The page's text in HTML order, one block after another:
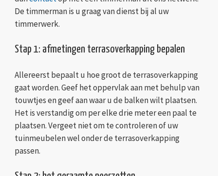
De timmerman is u graag van dienst bij al uw
timmerwerk.
Stap 1: afmetingen terrasoverkapping bepalen
Allereerst bepaalt u hoe groot de terrasoverkapping
gaat worden. Geef het oppervlak aan met behulp van
touwtjes en geef aan waar u de balken wilt plaatsen.
Het is verstandig om per elke drie meter een paal te
plaatsen. Vergeet niet om te controleren of uw
tuinmeubelen wel onder de terrasoverkapping
passen.